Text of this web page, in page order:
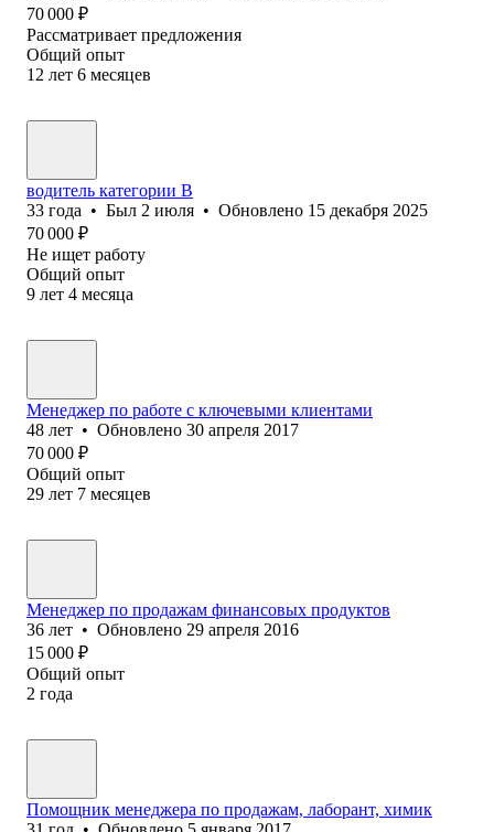
70 000 ₽
Рассматривает предложения
Общий опыт
12 лет 6 месяцев
водитель категории В
33 года • Был 2 июля • Обновлено 15 декабря 2025
70 000 ₽
Не ищет работу
Общий опыт
9 лет 4 месяца
Менеджер по работе с ключевыми клиентами
48 лет • Обновлено 30 апреля 2017
70 000 ₽
Общий опыт
29 лет 7 месяцев
Менеджер по продажам финансовых продуктов
36 лет • Обновлено 29 апреля 2016
15 000 ₽
Общий опыт
2 года
Помощник менеджера по продажам, лаборант, химик